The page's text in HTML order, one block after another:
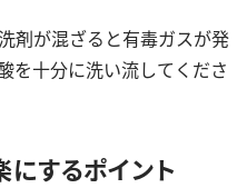
剤が混ざると有毒ガスが発
を十分に洗い流してくださ
するポイント